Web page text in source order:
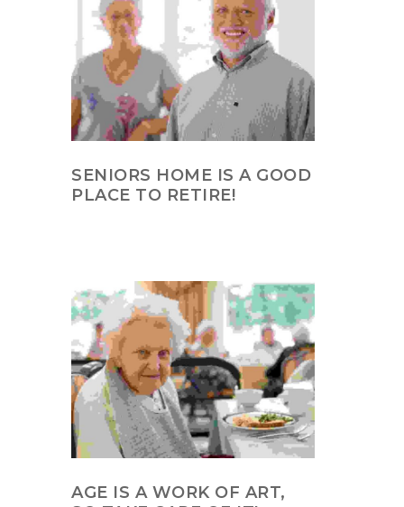
SENIORS HOME IS A GOOD
PLACE TO RETIRE!
AGE IS A WORK OF ART,